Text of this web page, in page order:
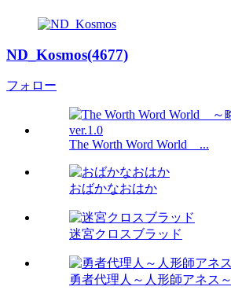
ND_Kosmos(4677)
フォロー
The Worth Word World ...
おばかなおはか
迷宮クロスブラッド
勇者代理人～人形師アネス～